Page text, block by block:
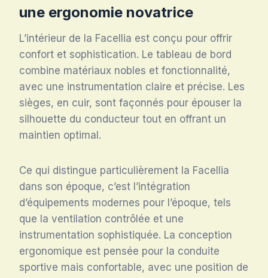
une ergonomie novatrice
L’intérieur de la Facellia est conçu pour offrir
confort et sophistication. Le tableau de bord
combine matériaux nobles et fonctionnalité,
avec une instrumentation claire et précise. Les
sièges, en cuir, sont façonnés pour épouser la
silhouette du conducteur tout en offrant un
maintien optimal.
Ce qui distingue particulièrement la Facellia
dans son époque, c’est l’intégration
d’équipements modernes pour l’époque, tels
que la ventilation contrôlée et une
instrumentation sophistiquée. La conception
ergonomique est pensée pour la conduite
sportive mais confortable, avec une position de